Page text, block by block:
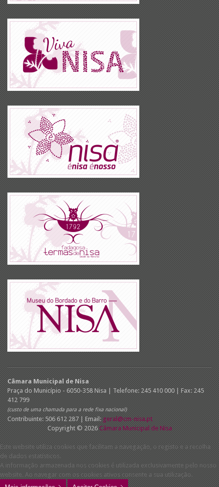
Câmara Municipal de Nisa
Praça do Município - 6050-358 Nisa | Telefone: 245 410 000 | Fax: 245
412 799
(custo de uma chamada para a rede fixa nacional)
Contribuinte: 506 612 287 | Email: geral@cm-nisa.pt
Copyright © 2026 Câmara Municipal de Nisa
Este website utiliza cookies que facilitam a navegação, o registo e a recolha
de dados estatísticos.
A informação armazenada nos cookies é utilizada exclusivamente pelo nosso
website. Ao navegar com os cookies ativos consente a sua utilização.